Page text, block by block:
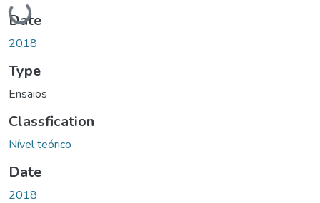
Loading...
Date
2018
Type
Ensaios
Classfication
Nível teórico
Date
2018